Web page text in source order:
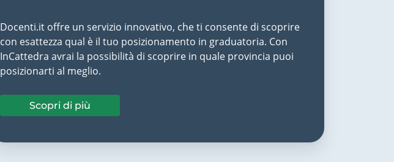
Docenti.it offre un servizio innovativo, che ti consente di scoprire
con esattezza qual è il tuo posizionamento in graduatoria. Con
InCattedra avrai la possibilità di scoprire in quale provincia puoi
posizionarti al meglio.
Scopri di più